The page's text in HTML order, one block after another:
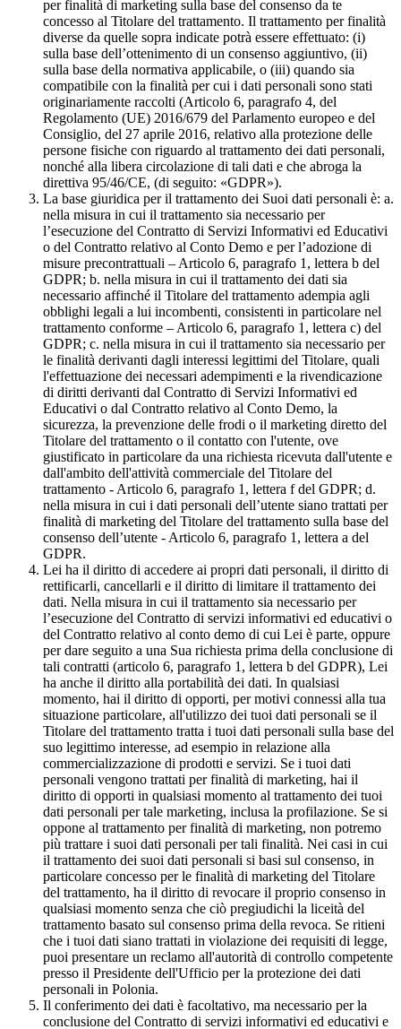
per finalità di marketing sulla base del consenso da te
concesso al Titolare del trattamento. Il trattamento per finalità
diverse da quelle sopra indicate potrà essere effettuato: (i)
sulla base dell’ottenimento di un consenso aggiuntivo, (ii)
sulla base della normativa applicabile, o (iii) quando sia
compatibile con la finalità per cui i dati personali sono stati
originariamente raccolti (Articolo 6, paragrafo 4, del
Regolamento (UE) 2016/679 del Parlamento europeo e del
Consiglio, del 27 aprile 2016, relativo alla protezione delle
persone fisiche con riguardo al trattamento dei dati personali,
nonché alla libera circolazione di tali dati e che abroga la
direttiva 95/46/CE, (di seguito: «GDPR»).
La base giuridica per il trattamento dei Suoi dati personali è: a.
nella misura in cui il trattamento sia necessario per
l’esecuzione del Contratto di Servizi Informativi ed Educativi
o del Contratto relativo al Conto Demo e per l’adozione di
misure precontrattuali – Articolo 6, paragrafo 1, lettera b del
GDPR; b. nella misura in cui il trattamento dei dati sia
necessario affinché il Titolare del trattamento adempia agli
obblighi legali a lui incombenti, consistenti in particolare nel
trattamento conforme – Articolo 6, paragrafo 1, lettera c) del
GDPR; c. nella misura in cui il trattamento sia necessario per
le finalità derivanti dagli interessi legittimi del Titolare, quali
l'effettuazione dei necessari adempimenti e la rivendicazione
di diritti derivanti dal Contratto di Servizi Informativi ed
Educativi o dal Contratto relativo al Conto Demo, la
sicurezza, la prevenzione delle frodi o il marketing diretto del
Titolare del trattamento o il contatto con l'utente, ove
giustificato in particolare da una richiesta ricevuta dall'utente e
dall'ambito dell'attività commerciale del Titolare del
trattamento - Articolo 6, paragrafo 1, lettera f del GDPR; d.
nella misura in cui i dati personali dell’utente siano trattati per
finalità di marketing del Titolare del trattamento sulla base del
consenso dell’utente - Articolo 6, paragrafo 1, lettera a del
GDPR.
Lei ha il diritto di accedere ai propri dati personali, il diritto di
rettificarli, cancellarli e il diritto di limitare il trattamento dei
dati. Nella misura in cui il trattamento sia necessario per
l’esecuzione del Contratto di servizi informativi ed educativi o
del Contratto relativo al conto demo di cui Lei è parte, oppure
per dare seguito a una Sua richiesta prima della conclusione di
tali contratti (articolo 6, paragrafo 1, lettera b del GDPR), Lei
ha anche il diritto alla portabilità dei dati. In qualsiasi
momento, hai il diritto di opporti, per motivi connessi alla tua
situazione particolare, all'utilizzo dei tuoi dati personali se il
Titolare del trattamento tratta i tuoi dati personali sulla base del
suo legittimo interesse, ad esempio in relazione alla
commercializzazione di prodotti e servizi. Se i tuoi dati
personali vengono trattati per finalità di marketing, hai il
diritto di opporti in qualsiasi momento al trattamento dei tuoi
dati personali per tale marketing, inclusa la profilazione. Se si
oppone al trattamento per finalità di marketing, non potremo
più trattare i suoi dati personali per tali finalità. Nei casi in cui
il trattamento dei suoi dati personali si basi sul consenso, in
particolare concesso per le finalità di marketing del Titolare
del trattamento, ha il diritto di revocare il proprio consenso in
qualsiasi momento senza che ciò pregiudichi la liceità del
trattamento basato sul consenso prima della revoca. Se ritieni
che i tuoi dati siano trattati in violazione dei requisiti di legge,
puoi presentare un reclamo all'autorità di controllo competente
presso il Presidente dell'Ufficio per la protezione dei dati
personali in Polonia.
Il conferimento dei dati è facoltativo, ma necessario per la
conclusione del Contratto di servizi informativi ed educativi e